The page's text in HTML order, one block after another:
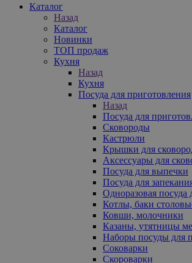
Каталог
Назад
Каталог
Новинки
ТОП продаж
Кухня
Назад
Кухня
Посуда для приготовления
Назад
Посуда для
Сковороды
Кастрюли
Крышки для
Аксессуары для
Посуда для выпечки
Посуда для
Одноразовая посуда
Котлы, баки
Ковши, молочники
Казаны, утятницы
Наборы посуды для
Соковарки
Скороварки